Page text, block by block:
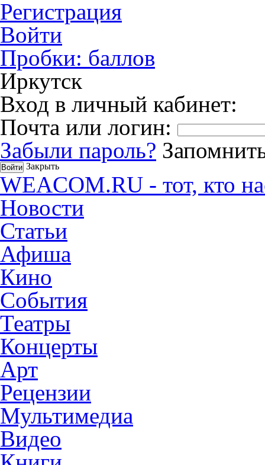
Регистрация
Войти
Пробки: баллов
Иркутск
Вход в личный кабинет:
Почта или логин:
Забыли пароль?
Закрыть
WEACOM.RU - тот, кто
Новости
Статьи
Афиша
Кино
События
Театры
Концерты
Арт
Рецензии
Мультимедиа
Видео